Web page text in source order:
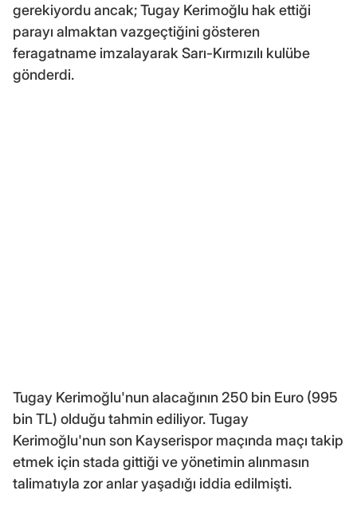
gerekiyordu ancak; Tugay Kerimoğlu hak ettiği
parayı almaktan vazgeçtiğini gösteren
feragatname imzalayarak Sarı-Kırmızılı kulübe
gönderdi.
Tugay Kerimoğlu'nun alacağının 250 bin Euro (995
bin TL) olduğu tahmin ediliyor. Tugay
Kerimoğlu'nun son Kayserispor maçında maçı takip
etmek için stada gittiği ve yönetimin alınmasın
talimatıyla zor anlar yaşadığı iddia edilmişti.